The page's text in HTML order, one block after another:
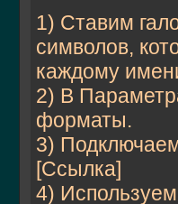
1) Ставим
символов,
каждому
2) В
форматы.
3)
[Ссылка]
4)